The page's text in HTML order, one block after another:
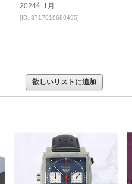
2024年1月
[ID: 3717019680495]
欲しいリストに追加